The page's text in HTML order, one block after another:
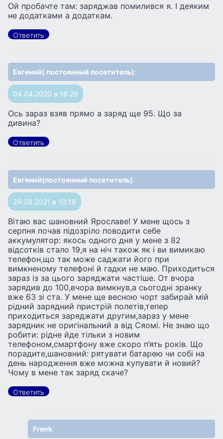
Ой пробачте там: заряджав помилився я. І деяким
не додатками а додаткам.
Ответить
Евгений( постоянный посетитель):
04.04.2020 в 16:29
Ось зараз взяв прямо а заряд ще 95. Що за
дивина?
Ответить
Евгений(постоянный посетитель):
29.08.2021 в 10:18
Вiтаю вас шановний Ярославе! У мене щось з
серпня почав пiдозрiло поводити себе
аккумулятор: якось одного дня у мене з 82
вiдсоткiв стало 19,я на нiч також як i ви вимикаю
телефон,що так може саджати його при
вимкненому телефонi й гадки не маю. Приходиться
зараз iз за цього заряджати частiше. От вчора
зарядив до 100,вчора вимкнув,а сьогоднi зранку
вже 63 зi ста. У мене ще весною чорт забирай мiй
рiдний зарядний пристрiй полетiв,тепер
приходиться заряджати другим,зараз у мене
зарядник не оригiнальний а вiд Сяомi. Не знаю що
робити: рiдне йде тiльки з новим
телефоном,смартфону вже скоро п’ять рокiв. Що
порадите,шановний: рятувати батарею чи собi на
день народження вже можна купувати й новий?
Чому в мене так заряд скаче?
Ответить
Frenk: